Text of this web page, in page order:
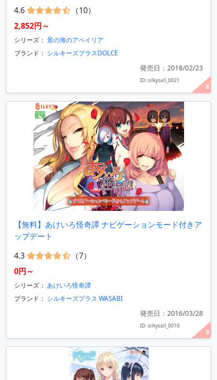
8
4.6
（10）
2,852円～
シリーズ： 景の海のアペイリア
ブランド： シルキーズプラスDOLCE
発売日：2018/02/23
ID: silkysall_0021
9
【無料】あけいろ怪奇譚 ナビゲーションモード付きア
ップデート
4.3
（7）
0円～
シリーズ： あけいろ怪奇譚
ブランド： シルキーズプラス WASABI
発売日：2016/03/28
ID: silkysall_0010